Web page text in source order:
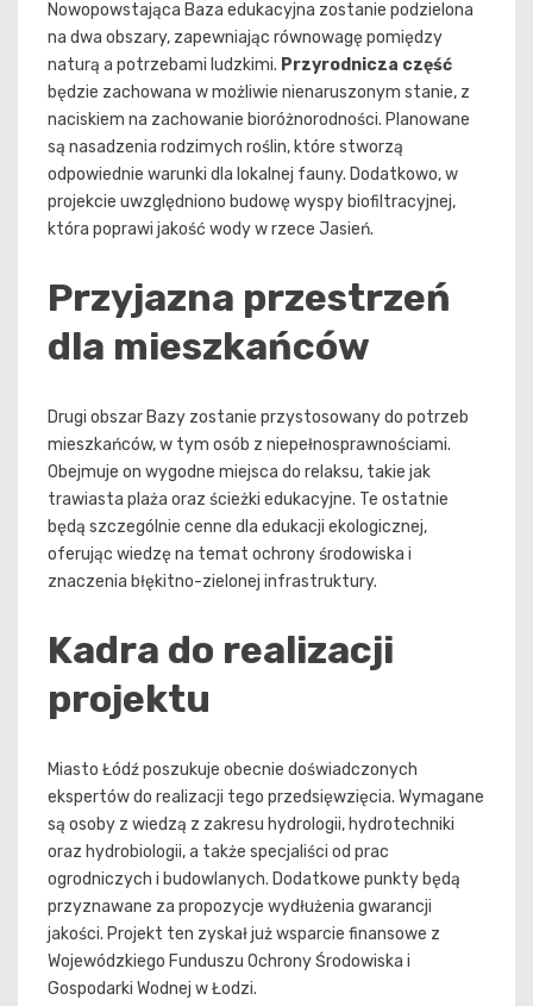
Nowopowstająca Baza edukacyjna zostanie podzielona
na dwa obszary, zapewniając równowagę pomiędzy
naturą a potrzebami ludzkimi. Przyrodnicza część
będzie zachowana w możliwie nienaruszonym stanie, z
naciskiem na zachowanie bioróżnorodności. Planowane
są nasadzenia rodzimych roślin, które stworzą
odpowiednie warunki dla lokalnej fauny. Dodatkowo, w
projekcie uwzględniono budowę wyspy biofiltracyjnej,
która poprawi jakość wody w rzece Jasień.
Przyjazna przestrzeń
dla mieszkańców
Drugi obszar Bazy zostanie przystosowany do potrzeb
mieszkańców, w tym osób z niepełnosprawnościami.
Obejmuje on wygodne miejsca do relaksu, takie jak
trawiasta plaża oraz ścieżki edukacyjne. Te ostatnie
będą szczególnie cenne dla edukacji ekologicznej,
oferując wiedzę na temat ochrony środowiska i
znaczenia błękitno-zielonej infrastruktury.
Kadra do realizacji
projektu
Miasto Łódź poszukuje obecnie doświadczonych
ekspertów do realizacji tego przedsięwzięcia. Wymagane
są osoby z wiedzą z zakresu hydrologii, hydrotechniki
oraz hydrobiologii, a także specjaliści od prac
ogrodniczych i budowlanych. Dodatkowe punkty będą
przyznawane za propozycje wydłużenia gwarancji
jakości. Projekt ten zyskał już wsparcie finansowe z
Wojewódzkiego Funduszu Ochrony Środowiska i
Gospodarki Wodnej w Łodzi.